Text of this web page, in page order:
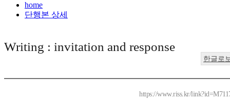
home
단행본 상세
Writing : invitation and response
한글로
https://www.riss.kr/